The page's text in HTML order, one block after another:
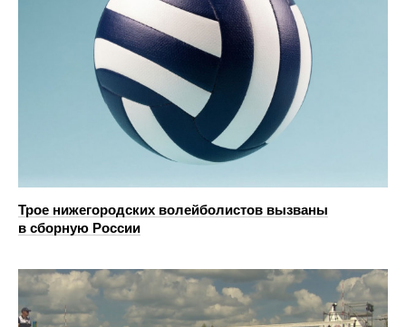
Трое нижегородских волейболистов вызваны
в сборную России